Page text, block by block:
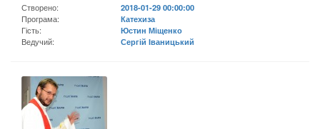
Створено:
2018-01-29 00:00:00
Програма:
Катехиза
Гість:
Юстин Міщенко
Ведучий:
Сергій Іваницький